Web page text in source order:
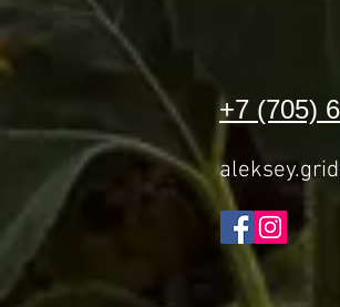
+7 (705)